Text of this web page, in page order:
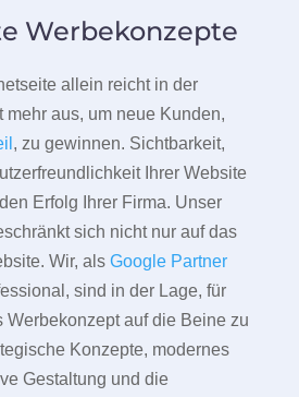
Werbekonzepte
allein reicht in der
mehr aus, um neue Kunden,
, zu gewinnen. Sichtbarkeit,
Ihrer Website
Erfolg Ihrer Firma. Unser
sich nicht nur auf das
Wir, als Google Partner
sind in der Lage, für
Werbekonzept auf die Beine zu
Konzepte, modernes
Gestaltung und die